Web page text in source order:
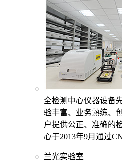
全检测中心仪器设备
验丰富、业务熟练、
户提供公正、准确的
心于2013年9月通过
兰光实验室